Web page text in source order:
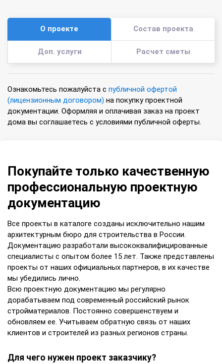
О проекте Состав проекта
Доп. услуги Расчет сметы
Ознакомьтесь пожалуйста с публичной офертой
(лицензионным договором) на покупку проектной
документации. Оформляя и оплачивая заказ на проект
дома вы соглашаетесь с условиями публичной оферты.
Покупайте только качественную
профессиональную проектную
документацию
Все проекты в каталоге созданы исключительно нашим
архитектурным бюро для строительства в России.
Документацию разработали высококвалифицированные
специалисты с опытом более 15 лет. Также представлены
проекты от наших официальных партнеров, в их качестве
мы убедились лично.
Всю проектную документацию мы регулярно
дорабатываем под современный российский рынок
стройматериалов. Постоянно совершенствуем и
обновляем ее. Учитываем обратную связь от наших
клиентов и строителей из разных регионов страны.
Для чего нужен проект заказчику?